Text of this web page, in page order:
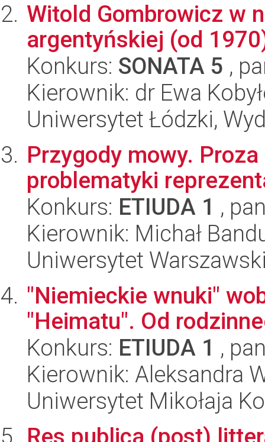
Witold Gombrowicz w
argentyńskiej (od
Konkurs: SONATA 5 ,
Kierownik: dr Ewa
Uniwersytet Łódzki,
Przygody mowy.
problematyki
Konkurs: ETIUDA 1 ,
Kierownik: Michał
Uniwersytet
"Niemieckie wnuki"
"Heimatu". Od
Konkurs: ETIUDA 1 ,
Kierownik: Aleksandra
Uniwersytet Mikołaja
Res publica (post)